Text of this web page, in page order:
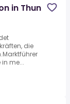
in Thun
die
me...